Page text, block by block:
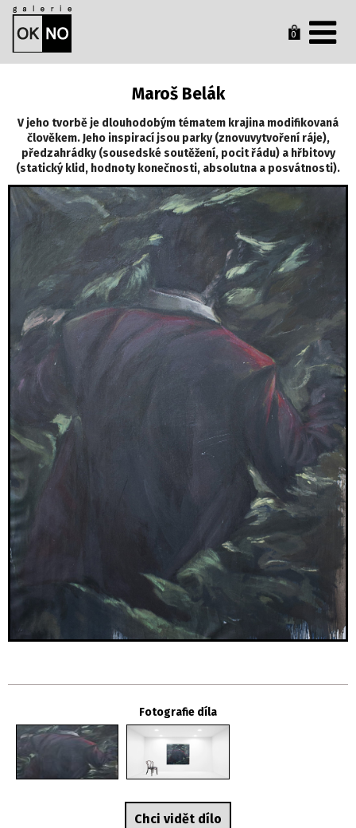
0
Maroš Belák
V jeho tvorbě je dlouhodobým tématem krajina modifikovaná
člověkem. Jeho inspirací jsou parky (znovuvytvoření ráje),
předzahrádky (sousedské soutěžení, pocit řádu) a hřbitovy
(statický klid, hodnoty konečnosti, absolutna a posvátnosti).
Fotografie díla
Chci vidět dílo